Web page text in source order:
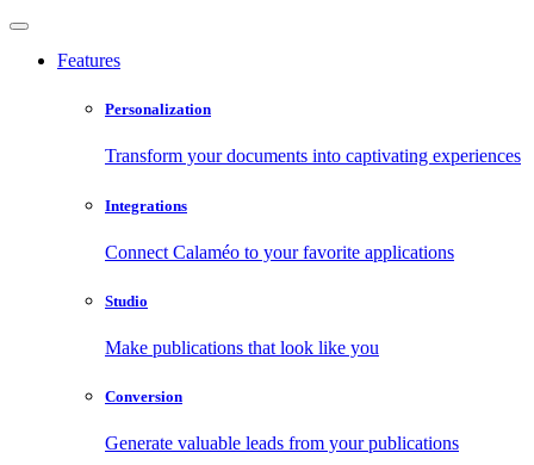
Features
Personalization
Transform your documents into captivating experiences
Integrations
Connect Calaméo to your favorite applications
Studio
Make publications that look like you
Conversion
Generate valuable leads from your publications